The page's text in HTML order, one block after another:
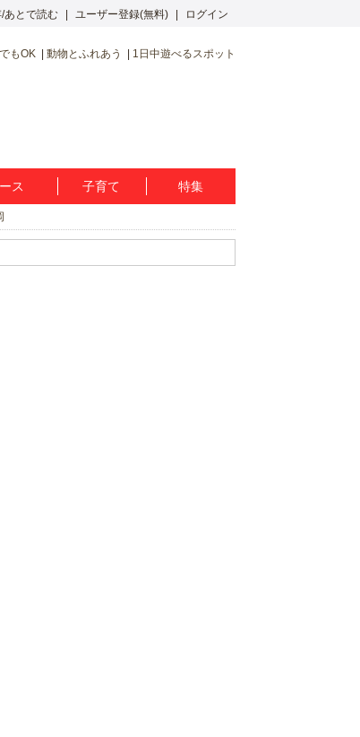
あとで読む ユーザー登録(無料) ログイン
もOK 動物とふれあう 1日中遊べるスポット
ス 子育て 特集